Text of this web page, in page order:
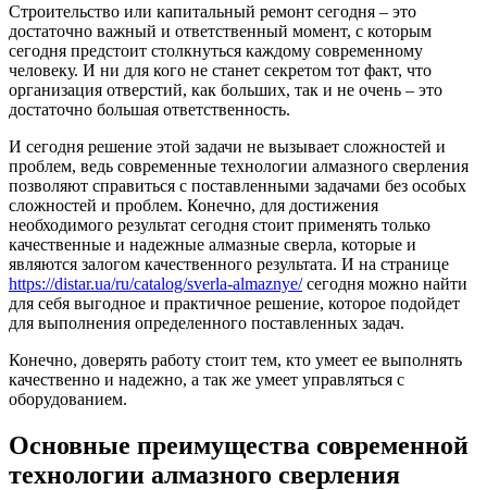
Строительство или капитальный ремонт сегодня – это
достаточно важный и ответственный момент, с которым
сегодня предстоит столкнуться каждому современному
человеку. И ни для кого не станет секретом тот факт, что
организация отверстий, как больших, так и не очень – это
достаточно большая ответственность.
И сегодня решение этой задачи не вызывает сложностей и
проблем, ведь современные технологии алмазного сверления
позволяют справиться с поставленными задачами без особых
сложностей и проблем. Конечно, для достижения
необходимого результат сегодня стоит применять только
качественные и надежные алмазные сверла, которые и
являются залогом качественного результата. И на странице
https://distar.ua/ru/catalog/sverla-almaznye/сегодня можно найти
для себя выгодное и практичное решение, которое подойдет
для выполнения определенного поставленных задач.
Конечно, доверять работу стоит тем, кто умеет ее выполнять
качественно и надежно, а так же умеет управляться с
оборудованием.
Основные преимущества современной
технологии алмазного сверления